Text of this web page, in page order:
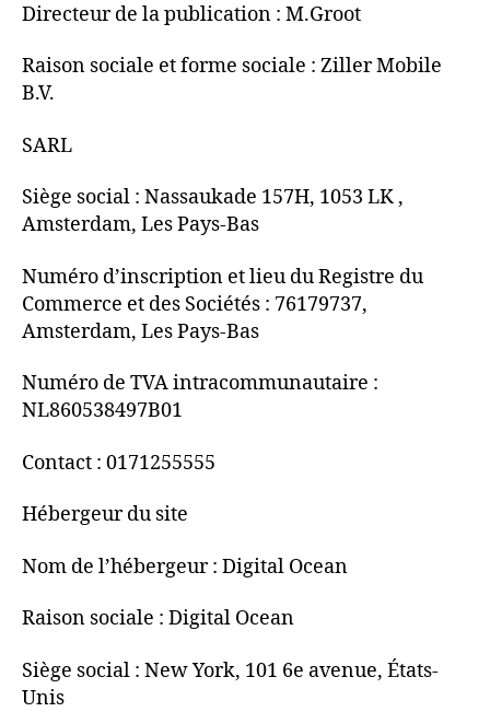
Directeur de la publication : M.Groot
Raison sociale et forme sociale : Ziller Mobile
B.V.
SARL
Siège social : Nassaukade 157H, 1053 LK ,
Amsterdam, Les Pays-Bas
Numéro d’inscription et lieu du Registre du
Commerce et des Sociétés : 76179737,
Amsterdam, Les Pays-Bas
Numéro de TVA intracommunautaire :
NL860538497B01
Contact : 0171255555
Hébergeur du site
Nom de l’hébergeur : Digital Ocean
Raison sociale : Digital Ocean
Siège social : New York, 101 6e avenue, États-
Unis